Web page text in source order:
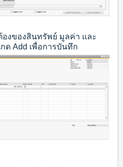
งของสินทรัพย์ มูลค่า และ
Add เพื่อการบันทึก